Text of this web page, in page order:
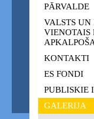
PĀRVALDE
VALSTS UN
VIENOTAIS
KONTAKTI
ES FONDI
PUBLISKIE
GALERIJA